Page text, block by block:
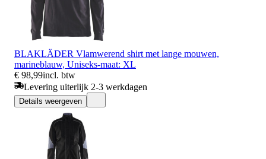
BLAKLÄDER Vlamwerend shirt met lange mouwen,
marineblauw, Uniseks-maat: XL
€ 98,99incl. btw
Levering uiterlijk 2-3 werkdagen
Details weergeven